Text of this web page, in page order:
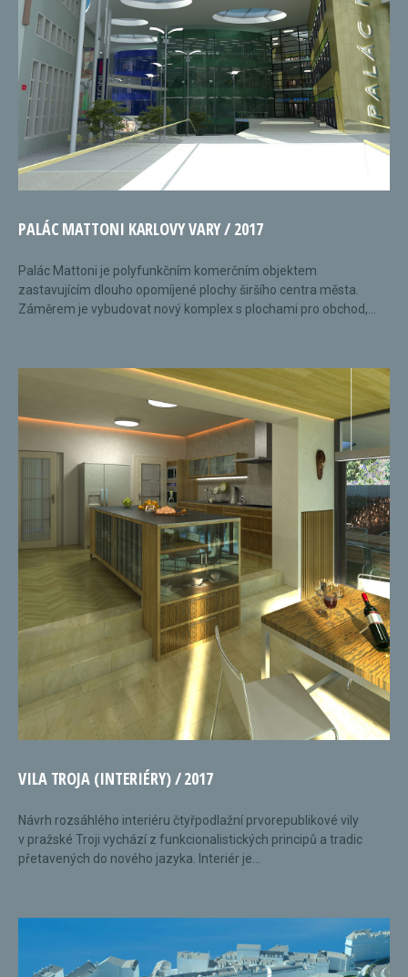
PALÁC MATTONI KARLOVY VARY / 2017
Palác Mattoni je polyfunkčním komerčním objektem
zastavujícím dlouho opomíjené plochy širšího centra města.
Záměrem je vybudovat nový komplex s plochami pro obchod,...
VILA TROJA (INTERIÉRY) / 2017
Návrh rozsáhlého interiéru čtyřpodlažní prvorepublikové vily
v pražské Troji vychází z funkcionalistických principů a tradic
přetavených do nového jazyka. Interiér je...